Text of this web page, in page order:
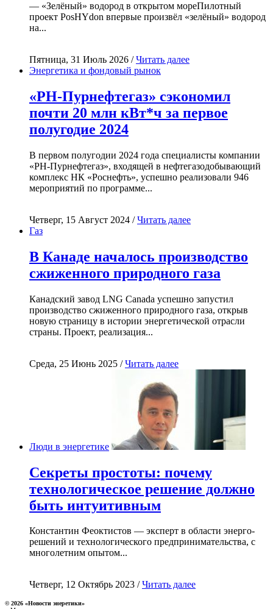
— «Зелёный» водород в открытом мореПилотный
проект PosHYdon впервые произвёл «зелёный» водород
на...
Пятница, 31 Июль 2026 /Читать далее
Энергетика и фондовый рынок
«РН-Пурнефтегаз» сэкономил
почти 20 млн кВт*ч за первое
полугодие 2024
В первом полугодии 2024 года специалисты компании
«РН-Пурнефтегаз», входящей в нефтегазодобывающий
комплекс НК «Роснефть», успешно реализовали 946
мероприятий по программе...
Четверг, 15 Август 2024 /Читать далее
Газ
В Канаде началось производство
сжиженного природного газа
Канадский завод LNG Canada успешно запустил
производство сжиженного природного газа, открыв
новую страницу в истории энергетической отрасли
страны. Проект, реализация...
Среда, 25 Июнь 2025 /Читать далее
Люди в энергетике
Секреты простоты: почему
технологическое решение должно
быть интуитивным
Константин Феоктистов — эксперт в области энерго-
решений и технологического предпринимательства, с
многолетним опытом...
Четверг, 12 Октябрь 2023 /Читать далее
© 2026 «Новости энеретики»